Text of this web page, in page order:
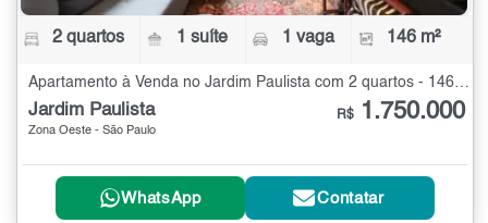
2 quartos 1 suíte 1 vaga 146 m²
Apartamento à Venda no Jardim Paulista com 2 quartos - 146 m²
Jardim Paulista
Zona Oeste - São Paulo
R$ 1.750.000
WhatsApp Contatar